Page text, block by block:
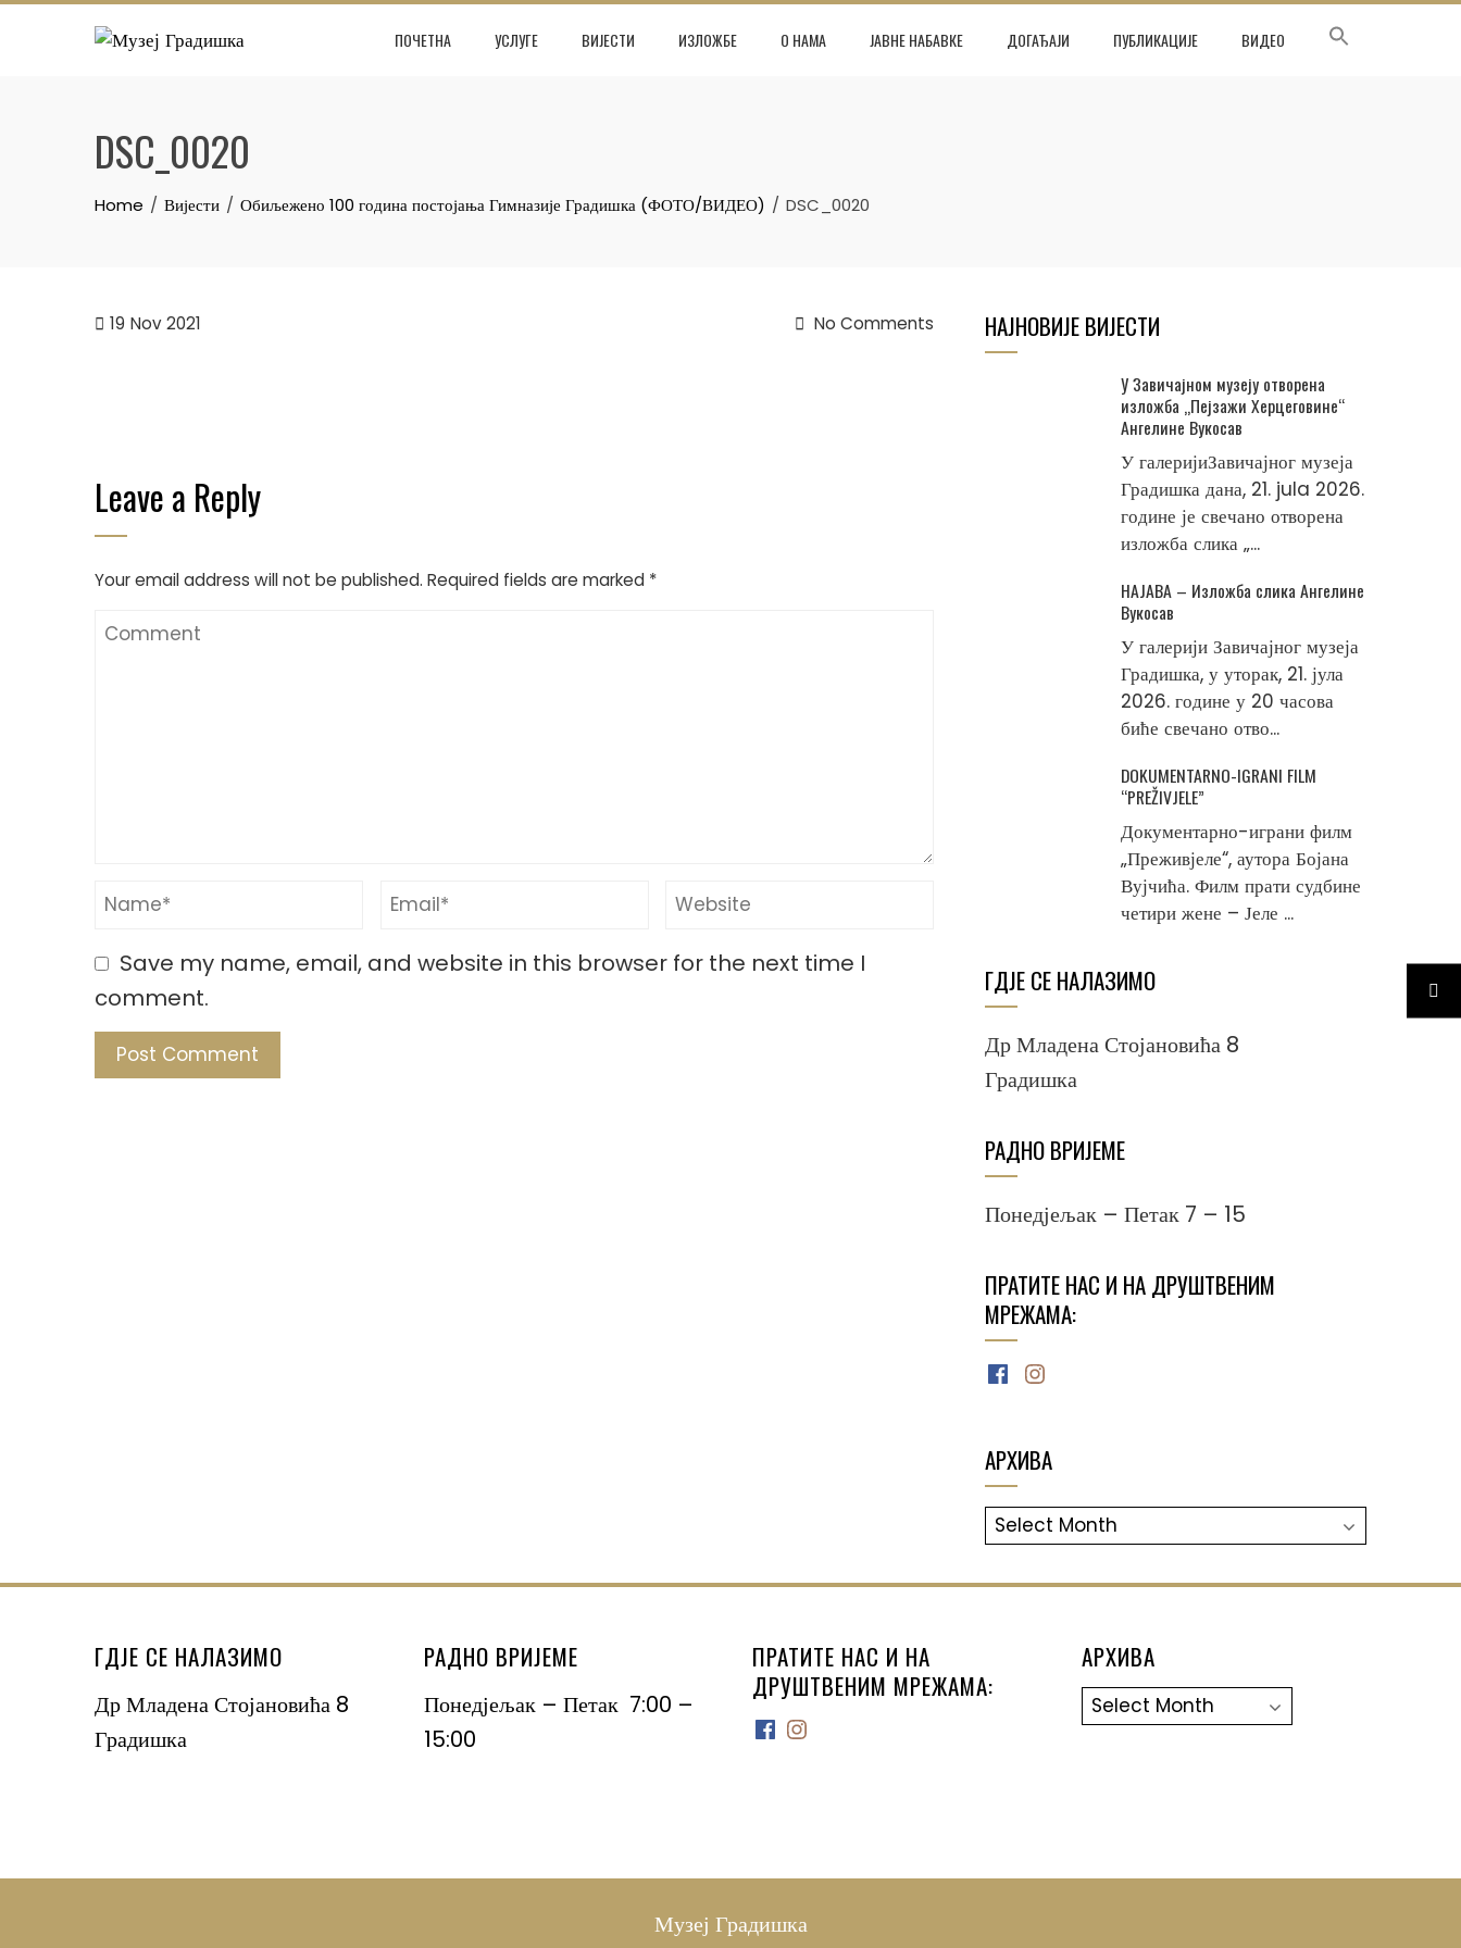
Skip
ПОЧЕТНА УСЛУГЕ ВИЈЕСТИ ИЗЛОЖБЕ О НАМА ЈАВНЕ НАБАВКЕ ДОГАЂАЈИ ПУБЛИКАЦИЈЕ ВИДЕО
DSC_0020
Home Вијести Обиљежено 100 година постојања Гимназије Градишка (ФОТО/ВИДЕО) DSC_0020
19 Nov 2021 No Comments
Leave a Reply
Your email address will not be published. Required fields are marked *
Save my name, email, and website in this browser for the next time I
comment.
НАЈНОВИЈЕ ВИЈЕСТИ
У Завичајном музеју отворена
изложба „Пејзажи Херцеговине“
Ангелине Вукосав
У галеријиЗавичајног музеја
Градишка дана, 21. jula 2026.
године је свечано отворена
изложба слика „...
НАЈАВА – Изложба слика Ангелине
Вукосав
У галерији Завичајног музеја
Градишка, у уторак, 21. јула
2026. године у 20 часова
биће свечано отво...
DOKUMENTARNO-IGRANI FILM
“PREŽIVJELE”
Документарно-играни филм
„Преживјеле“, аутора Бојана
Вујчића. Филм прати судбине
четири жене – Јеле ...
ГДЈЕ СЕ НАЛАЗИМО
Др Младена Стојановића 8
Градишка
РАДНО ВРИЈЕМЕ
Понедјељак – Петак 7 – 15
ПРАТИТЕ НАС И НА ДРУШТВЕНИМ
МРЕЖАМА:
Facebook
Instagram
АРХИВА
АРХИВА
ГДЈЕ СЕ НАЛАЗИМО
Др Младена Стојановића 8
Градишка
РАДНО ВРИЈЕМЕ
Понедјељак – Петак 7:00 –
15:00
ПРАТИТЕ НАС И НА
ДРУШТВЕНИМ МРЕЖАМА:
Facebook
Instagram
АРХИВА
Архива
Музеј Градишка